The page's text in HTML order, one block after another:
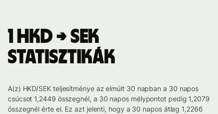
1 HKD → SEK
statisztikák
A(z) HKD/SEK teljesítménye az elmúlt 30 napban a 30 napos
csúcsot 1,2449 összegnél, a 30 napos mélypontot pedig 1,2079
összegnél érte el. Ez azt jelenti, hogy a 30 napos átlag 1,2266